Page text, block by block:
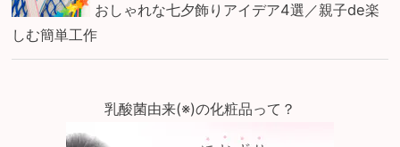
おしゃれな七夕飾りアイデア4選／親子de楽
しむ簡単工作
乳酸菌由来(※)の化粧品って？